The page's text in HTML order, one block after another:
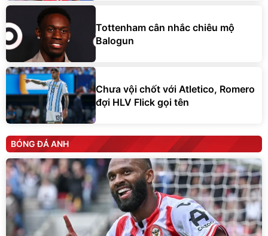
Tottenham cân nhắc chiêu mộ
Balogun
Chưa vội chốt với Atletico, Romero
đợi HLV Flick gọi tên
BÓNG ĐÁ ANH